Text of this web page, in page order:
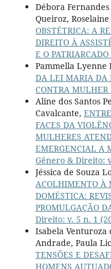
Débora
Queiroz,
OBSTÉTRICA: A
DIREITO À
E O PATRIARCADO
Pammella Lyenne
DA LEI MARIA DA
CONTRA MULHER
Aline dos Santos
Cavalcante,
FACES DA
MULHERES
EMERGENCIAL A
Gênero & Direito:
Jéssica de Souza
ACOLHIMENTO À
DOMÉSTICA:
PROMULGAÇÃO
Direito: v. 5 n. 1
Isabela Venturoza
Andrade, Paula
TENSÕES E
HOMENS